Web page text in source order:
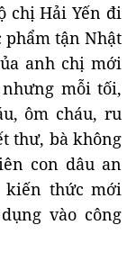
chị Hải Yến đi
phẩm tận Nhật
anh chị mới
mỗi tối,
ôm cháu, ru
thư, bà không
con dâu an
kiến thức mới
vào công